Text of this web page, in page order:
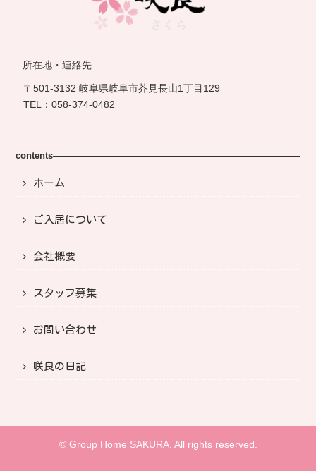
所在地・連絡先
〒501-3132 岐阜県岐阜市芥見長山1丁目129
TEL：058-374-0482
contents
ホーム
ご入居について
会社概要
スタッフ募集
お問い合わせ
咲良の日記
© Group Home SAKURA. All rights reserved.